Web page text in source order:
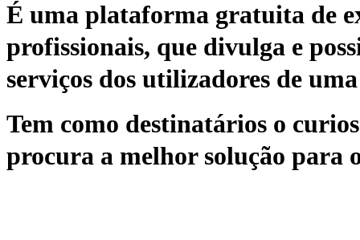
É uma plataforma gratuita de
profissionais, que divulga e
serviços dos utilizadores de
Tem como destinatários o
procura a melhor solução para